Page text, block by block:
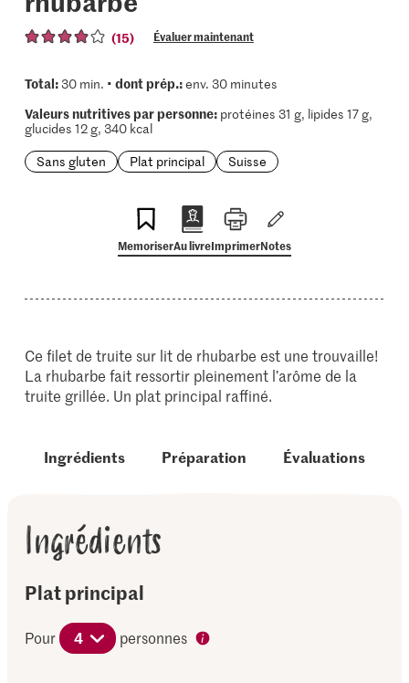
(15) Évaluer maintenant
Total:30 min. • dont prép.:env. 30 minutes
Valeurs nutritives par personne:protéines 31 g, lipides 17 g,
glucides 12 g, 340 kcal
Sans gluten
Plat principal Suisse
MemoriserAu livreImprimerNotes
Ce filet de truite sur lit de rhubarbe est une trouvaille!
La rhubarbe fait ressortir pleinement l’arôme de la
truite grillée. Un plat principal raffiné.
Ingrédients Préparation Évaluations
Ingrédients
Plat principal
Pour 4 personnes